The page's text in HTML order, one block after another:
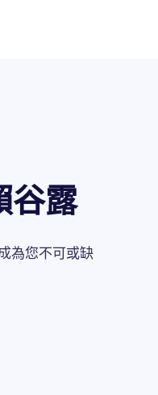
谷露
為您不可或缺